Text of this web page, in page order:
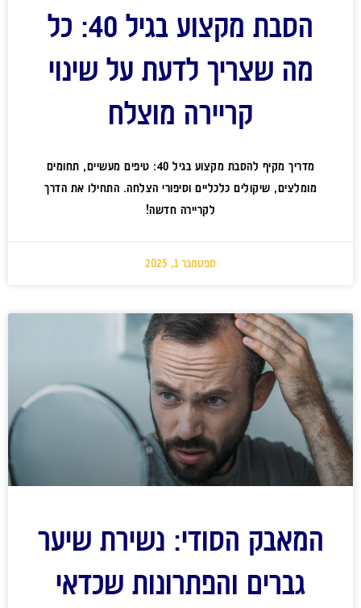
הסבת מקצוע בגיל 40: כל
מה שצריך לדעת על שינוי
קריירה מוצלח
מדריך מקיף להסבת מקצוע בגיל 40: טיפים מעשיים, תחומים
מומלצים, שיקולים כלכליים וסיפורי הצלחה. התחילו את הדרך
לקריירה חדשה!
ספטמבר 1, 2025
המאבק הסודי: נשירת שיער
גברים והפתרונות שכדאי